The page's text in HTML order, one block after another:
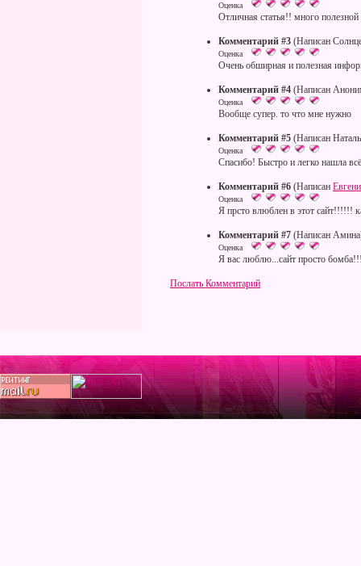
Оценка
Отличная статья!! много
Комментарий #3 (Написан
Оценка
Очень обширная и полезная
Комментарий #4 (Написан
Оценка
Вообще супер. то что мне нужно
Комментарий #5 (Написан
Оценка
Спасибо! Быстро и легко нашла
Комментарий #6 (Написан
Оценка
Я прсто влюблен в этот сайт!!!!!!
Комментарий #7 (Написан
Оценка
Я вас люблю...сайт просто
Послать Комментарий